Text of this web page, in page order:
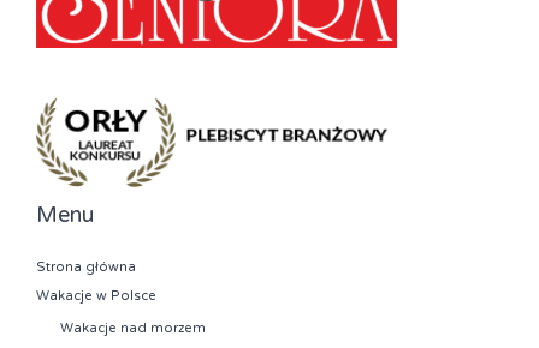
Menu
Strona główna
Wakacje w Polsce
Wakacje nad morzem